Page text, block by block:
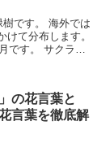
樹です。 海外では
て分布します。
です。 サクラン
の花言葉と
言葉を徹底解